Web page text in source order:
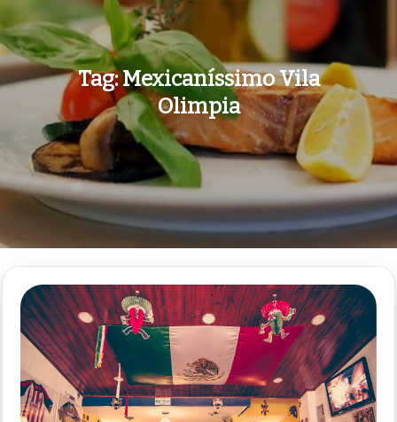
Tag:Mexicaníssimo Vila
Olimpia